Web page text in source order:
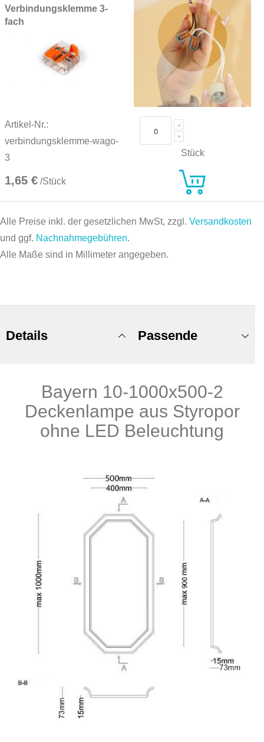
Verbindungsklemme 3-
fach
Artikel-Nr.:
verbindungsklemme-wago-
3
1,65 € /Stück
Stück
Alle Preise inkl. der gesetzlichen MwSt, zzgl. Versandkosten
und ggf. Nachnahmegebühren.
Alle Maße sind in Millimeter angegeben.
Details
Bayern 10-1000x500-2
Deckenlampe aus Styropor
ohne LED Beleuchtung
Passende
Produkte